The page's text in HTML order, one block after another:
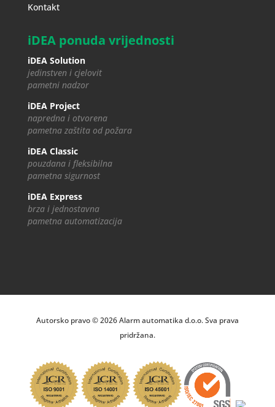
Kontakt
iDEA ponuda vrijednosti
iDEA Solution
jedinstven i cjelovit
pametni nadzor
iDEA Project
napredna i otvorena
pametna zaštita od požara
iDEA Classic
pouzdana i fleksibilna
pametna sigurnost
iDEA Express
brza i jednostavna
pametna automatizacija
Autorsko pravo © 2026 Alarm automatika d.o.o. Sva prava
pridržana.